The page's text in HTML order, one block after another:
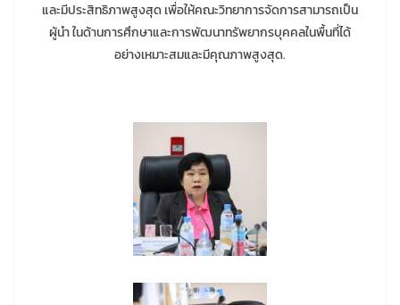
และมีประสิทธิภาพสูงสุด เพื่อให้คณะวิทยาการจัดการสามารถเป็น
ผู้นำ ในด้านการศึกษาและการพัฒนาทรัพยากรบุคคลในพื้นที่ได้
อย่างเหมาะสมและมีคุณภาพสูงสุด.